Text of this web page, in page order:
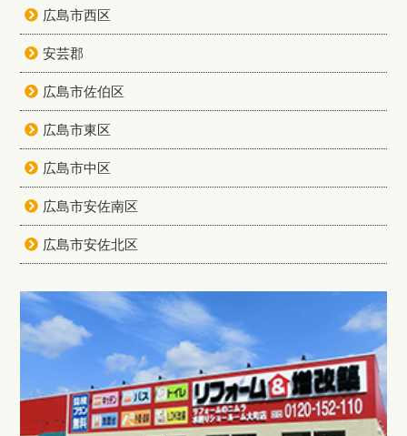
広島市西区
安芸郡
広島市佐伯区
広島市東区
広島市中区
広島市安佐南区
広島市安佐北区